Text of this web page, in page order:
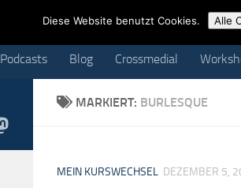
Blog Crossmedial
Podcasts Blog Crossmedial
MARKIERT: BURLESQUE
MEIN KURSWECHSEL DEZEMBER 5,
Diese Website benutzt Cookies. Alle